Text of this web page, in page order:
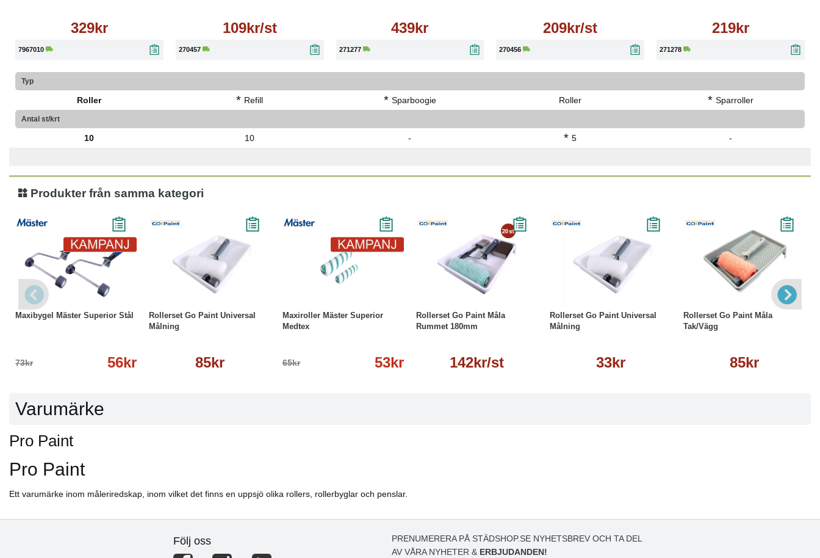
329kr
7967010
109kr/st
270457
439kr
271277
209kr/st
270456
219kr
271278
Typ
Roller * Refill * Sparboogie Roller * Sparroller
Antal st/krt
10 10 - * 5 -
Produkter från samma kategori
Maxibygel Mäster Superior Stål
73kr 56kr
-23% Läs mer
Rollerset Go Paint Universal
Målning
85kr
Läs mer
Maxiroller Mäster Superior
Medtex
65kr 53kr
Rollerset Go Paint Måla
Rummet 180mm
142kr/st
Läs mer
Rollerset Go Paint Universal
Målning
33kr
Läs mer
Rollerset Go Paint Måla
Tak/Vägg
85kr
Läs mer
Varumärke
Pro Paint
Pro Paint
Ett varumärke inom måleriredskap, inom vilket det finns en uppsjö olika rollers, rollerbyglar och penslar.
Följ oss
PRENUMERERA PÅ STÄDSHOP.SE NYHETSBREV OCH TA DEL
AV VÅRA NYHETER & ERBJUDANDEN!